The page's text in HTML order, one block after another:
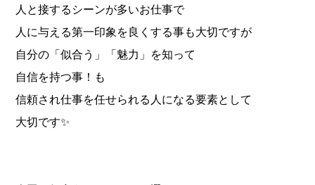
人と接するシーンが多いお仕事で
人に与える第一印象を良くする事も大切ですが
自分の「似合う」「魅力」を知って
自信を持つ事！も
信頼され仕事を任せられる人になる要素として
大切です✨